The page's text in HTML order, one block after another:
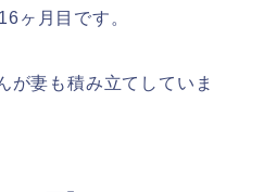
ヶ月目です。
が妻も積み立てしていま